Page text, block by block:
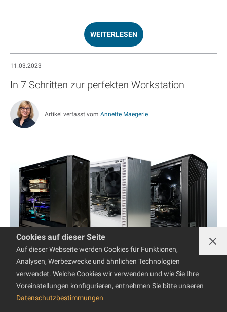
Cookies auf dieser Seite
Auf dieser Webseite werden Cookies für Funktionen,
Analysen, Werbezwecke und ähnlichen Technologien
verwendet. Welche Cookies wir verwenden und wie Sie Ihre
Voreinstellungen konfigurieren, entnehmen Sie bitte unseren
Datenschutzbestimmungen
WEITERLESEN
11.03.2023
In 7 Schritten zur perfekten Workstation
Artikel verfasst vom Annette Maegerle
Alle grossen Hersteller wie Intel, AMD oder NVIDIA haben
kürzlich das Angebot erneuert und erweitert. Die Auswahl
an leistungsfähigen Technologien ist grösser denn je und